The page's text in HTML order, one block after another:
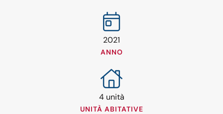
2021
ANNO
4 unità
UNITÀ ABITATIVE